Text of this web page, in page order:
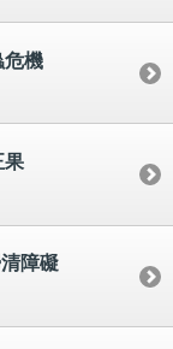
機
果
障礙